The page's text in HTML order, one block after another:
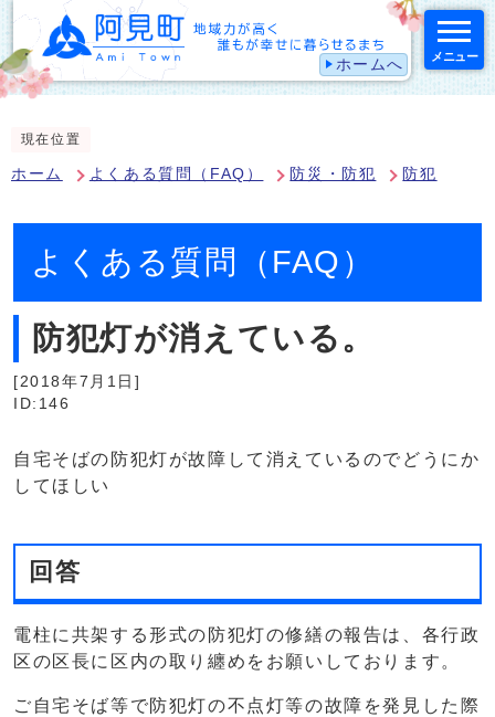
ホームへ メニュー
現在位置
ホーム よくある質問（FAQ） 防災・防犯 防犯
よくある質問（FAQ）
防犯灯が消えている。
[2018年7月1日]
ID:146
自宅そばの防犯灯が故障して消えているのでどうにか
してほしい
回答
電柱に共架する形式の防犯灯の修繕の報告は、各行政
区の区長に区内の取り纏めをお願いしております。
ご自宅そば等で防犯灯の不点灯等の故障を発見した際